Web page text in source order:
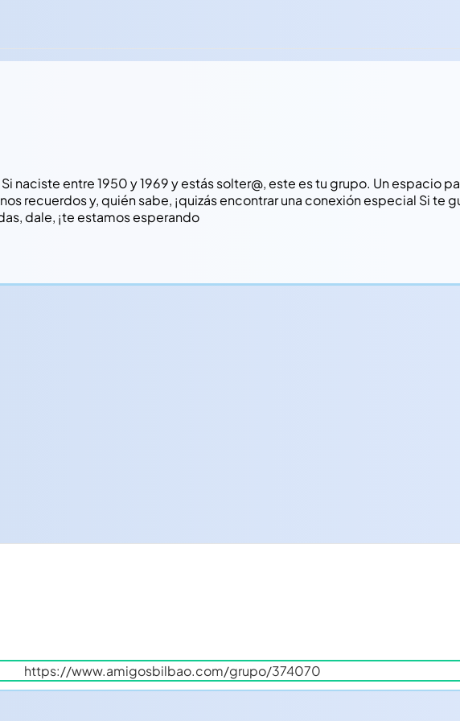
naciste entre 1950 y 1969 y estás solter@, este es tu grupo. Un espacio
recuerdos y, quién sabe, ¡quizás encontrar una conexión especial Si te
dale, ¡te estamos esperando